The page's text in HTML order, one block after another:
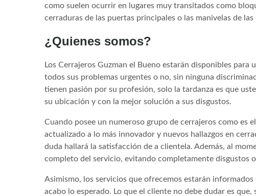
como suelen ocurrir en lugares muy transitados como
cerraduras de las puertas principales o las manivelas de las
¿Quienes somos?
Los Cerrajeros Guzman el Bueno estarán disponibles
todos sus problemas urgentes o no, sin ninguna
tienen pasión por su profesión, solo la tardanza es que
su ubicación y con la mejor solución a sus disgustos.
Cuando posee un numeroso grupo de cerrajeros como es
actualizado a lo más innovador y nuevos hallazgos en
duda hallará la satisfacción de a clientela. Además, al
completo del servicio, evitando completamente disgustos
Asimismo, los servicios que ofrecemos estarán
acabo lo esperado. Lo que el cliente no debe dudar es